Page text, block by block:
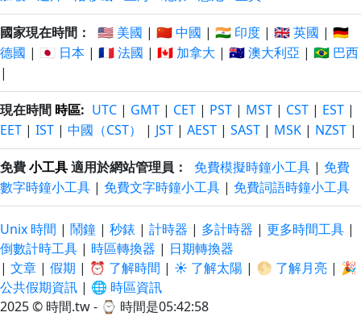
國家現在時間： 🇺🇸 美國 | 🇨🇳 中國 | 🇮🇳 印度 | 🇬🇧 英國 | 🇩🇪
德國 | 🇯🇵 日本 | 🇫🇷 法國 | 🇨🇦 加拿大 | 🇦🇺 澳大利亞 | 🇧🇷 巴西
|
現在時間 時區: UTC | GMT | CET | PST | MST | CST | EST |
EET | IST | 中國（CST） | JST | AEST | SAST | MSK | NZST |
免費小工具適用於網站管理員： 免費模擬時鐘小工具 | 免費
數字時鐘小工具 | 免費文字時鐘小工具 | 免費詞語時鐘小工具
Unix 時間 | 鬧鐘 | 秒錶 | 計時器 | 多計時器 | 更多時間工具 |
倒數計時工具 | 時區轉換器 | 日期轉換器
| 文章 | 假期 | ⏰ 了解時間 | ☀️ 了解太陽 | 🌕 了解月亮 | 🎉
公共假期資訊 | 🌐 時區資訊
2025 © 時間.tw - ⌚ 時間是05:42:58